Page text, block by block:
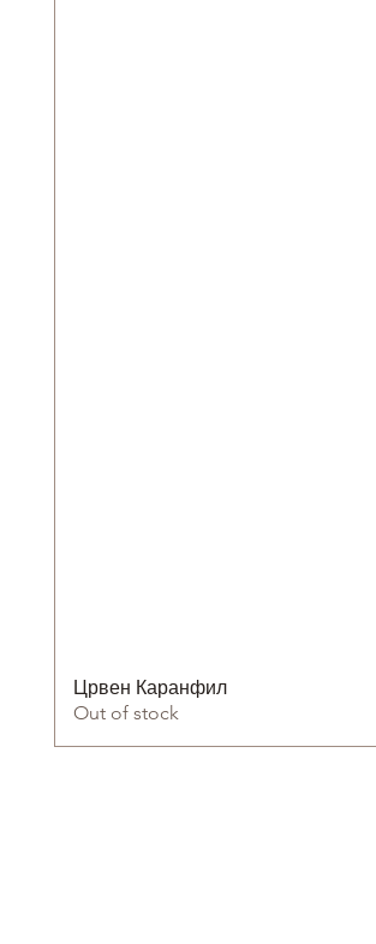
Црвен Каранфил
Out of stock